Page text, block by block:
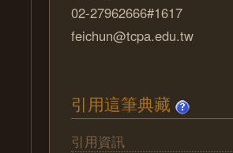
02-27962666#1617
feichun@tcpa.edu.tw
引用這筆典藏
引用資訊